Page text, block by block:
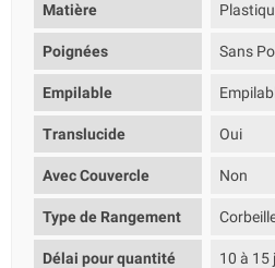
Matière
Poignées Sans
Empilable
Translucide Oui
Avec Couvercle Non
Type de Rangement
Délai pour quantité
10 à 15